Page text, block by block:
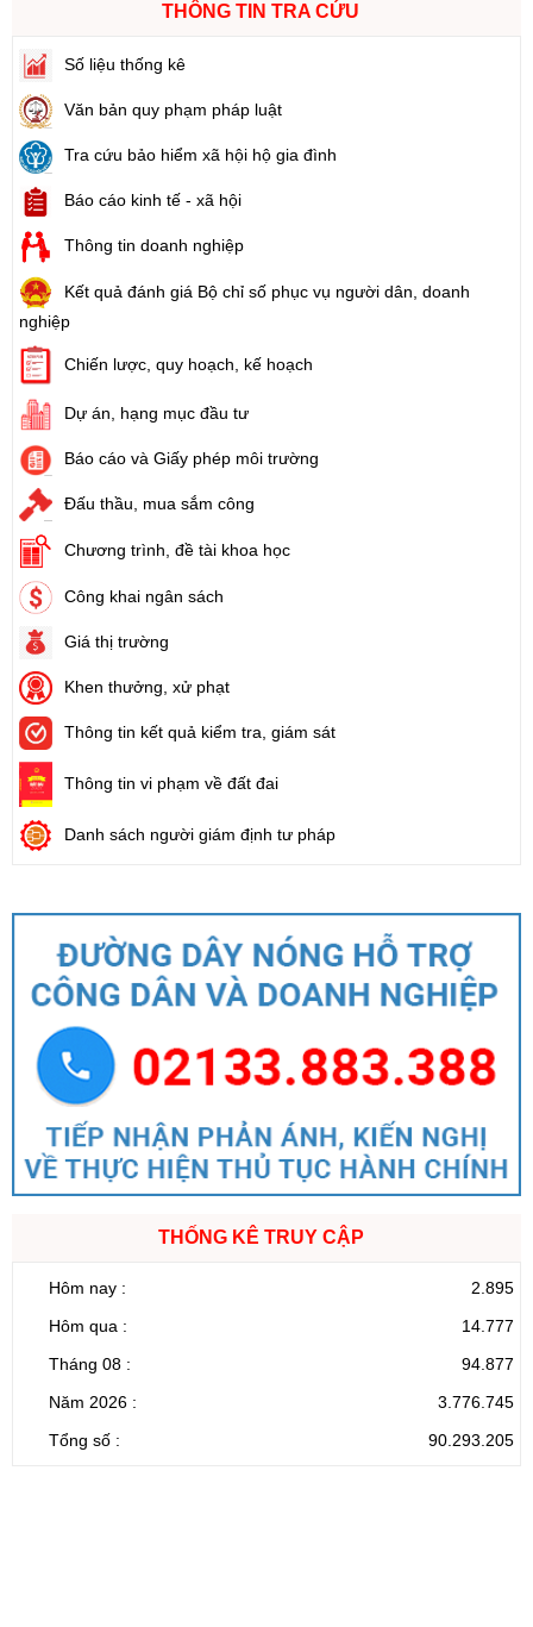
THÔNG TIN TRA CỨU
Số liệu thống kê
Văn bản quy phạm pháp luật
Tra cứu bảo hiểm xã hội hộ gia đình
Báo cáo kinh tế - xã hội
Thông tin doanh nghiệp
Kết quả đánh giá Bộ chỉ số phục vụ người dân, doanh
nghiệp
Chiến lược, quy hoạch, kế hoạch
Dự án, hạng mục đầu tư
Báo cáo và Giấy phép môi trường
Đấu thầu, mua sắm công
Chương trình, đề tài khoa học
Công khai ngân sách
Giá thị trường
Khen thưởng, xử phạt
Thông tin kết quả kiểm tra, giám sát
Thông tin vi phạm về đất đai
Danh sách người giám định tư pháp
THỐNG KÊ TRUY CẬP
Hôm nay :
2.895
Hôm qua :
14.777
Tháng 08 :
94.877
Năm 2026 :
3.776.745
Tổng số :
90.293.205